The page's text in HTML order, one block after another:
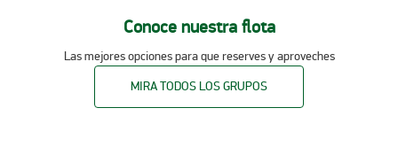
Conoce nuestra flota
Las mejores opciones para que reserves y aproveches
MIRA TODOS LOS GRUPOS